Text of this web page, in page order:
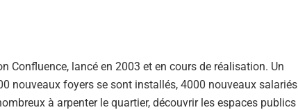
Confluence, lancé en 2003 et en cours de réalisation. Un
nouveaux foyers se sont installés, 4000 nouveaux salariés
à arpenter le quartier, découvrir les espaces publics